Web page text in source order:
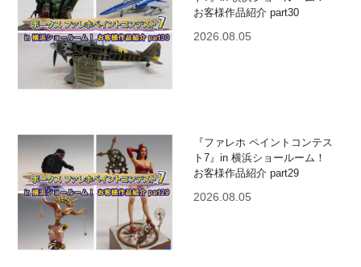
お客様作品紹介 part30
2026.08.05
『ファレホ ペイントコンテス
ト7』in 横浜ショールーム！
お客様作品紹介 part29
2026.08.05